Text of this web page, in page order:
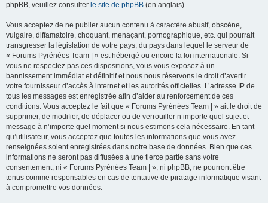
phpBB, veuillez consulter le site de phpBB (en anglais).
Vous acceptez de ne publier aucun contenu à caractère abusif, obscène,
vulgaire, diffamatoire, choquant, menaçant, pornographique, etc. qui pourrait
transgresser la législation de votre pays, du pays dans lequel le serveur de
« Forums Pyrénées Team | » est hébergé ou encore la loi internationale. Si
vous ne respectez pas ces dispositions, vous vous exposez à un
bannissement immédiat et définitif et nous nous réservons le droit d’avertir
votre fournisseur d’accès à internet et les autorités officielles. L’adresse IP de
tous les messages est enregistrée afin d’aider au renforcement de ces
conditions. Vous acceptez le fait que « Forums Pyrénées Team | » ait le droit de
supprimer, de modifier, de déplacer ou de verrouiller n’importe quel sujet et
message à n’importe quel moment si nous estimons cela nécessaire. En tant
qu’utilisateur, vous acceptez que toutes les informations que vous avez
renseignées soient enregistrées dans notre base de données. Bien que ces
informations ne seront pas diffusées à une tierce partie sans votre
consentement, ni « Forums Pyrénées Team | », ni phpBB, ne pourront être
tenus comme responsables en cas de tentative de piratage informatique visant
à compromettre vos données.